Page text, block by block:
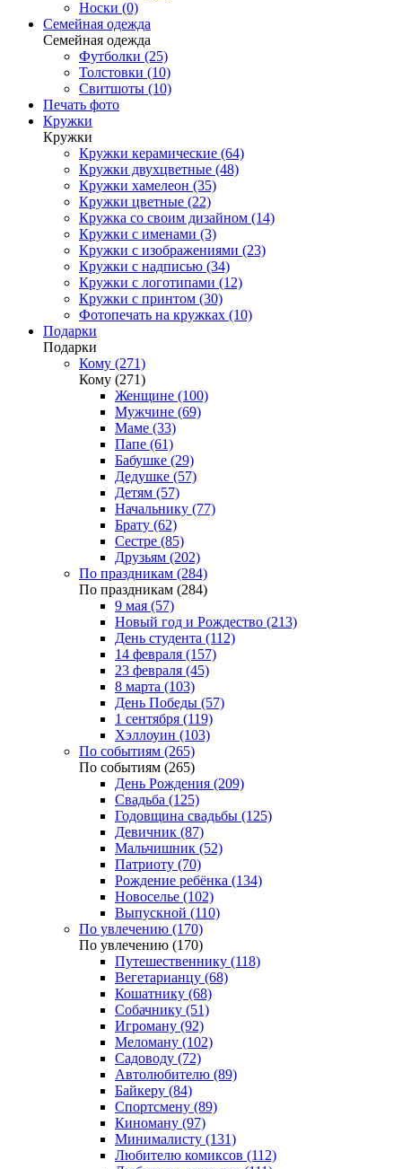
Носки (0)
Семейная одежда
Семейная одежда
Футболки (25)
Толстовки (10)
Свитшоты (10)
Печать фото
Кружки
Кружки
Кружки керамические (64)
Кружки двухцветные (48)
Кружки хамелеон (35)
Кружки цветные (22)
Кружка со своим дизайном (14)
Кружки с именами (3)
Кружки с изображениями (23)
Кружки с надписью (34)
Кружки с логотипами (12)
Кружки с принтом (30)
Фотопечать на кружках (10)
Подарки
Подарки
Кому (271)
Кому (271)
Женщине (100)
Мужчине (69)
Маме (33)
Папе (61)
Бабушке (29)
Дедушке (57)
Детям (57)
Начальнику (77)
Брату (62)
Сестре (85)
Друзьям (202)
По праздникам (284)
По праздникам (284)
9 мая (57)
Новый год и Рождество (213)
День студента (112)
14 февраля (157)
23 февраля (45)
8 марта (103)
День Победы (57)
1 сентября (119)
Хэллоуин (103)
По событиям (265)
По событиям (265)
День Рождения (209)
Свадьба (125)
Годовщина свадьбы (125)
Девичник (87)
Мальчишник (52)
Патриоту (70)
Рождение ребёнка (134)
Новоселье (102)
Выпускной (110)
По увлечению (170)
По увлечению (170)
Путешественнику (118)
Вегетарианцу (68)
Кошатнику (68)
Собачнику (51)
Игроману (92)
Меломану (102)
Садоводу (72)
Автолюбителю (89)
Байкеру (84)
Спортсмену (89)
Киноману (97)
Минималисту (131)
Любителю комиксов (112)